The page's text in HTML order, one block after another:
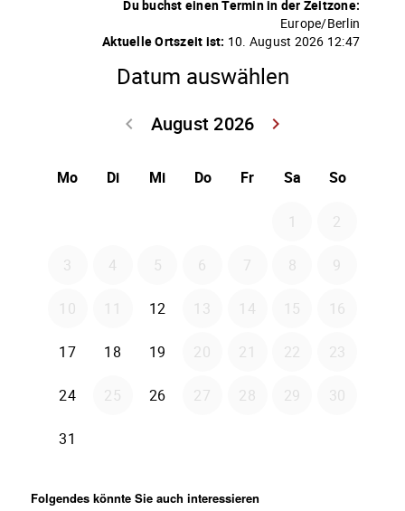
Folgendes könnte Sie auch interessieren